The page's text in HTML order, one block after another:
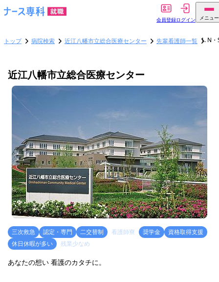
会員登録ログイン メニュー
トップ 病院検索 近江八幡市立総合医療センター 先輩看護師一覧 N・
近江八幡市立総合医療センター
三次救急 認定・専門 二交替制 看護師寮 奨学金
資格取得支援
休日休暇が多い
残業少なめ
あなたの想い 看護のカタチに。